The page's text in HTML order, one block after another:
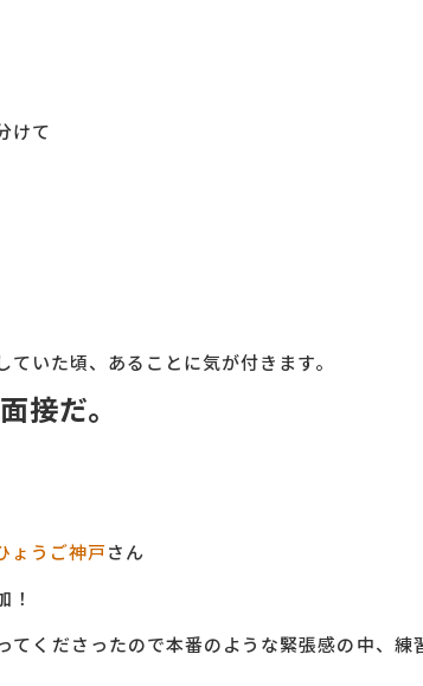
けて
いた頃、あることに気が付きます。
接だ。
ょうご神戸さん
！
くださったので本番のような緊張感の中、練